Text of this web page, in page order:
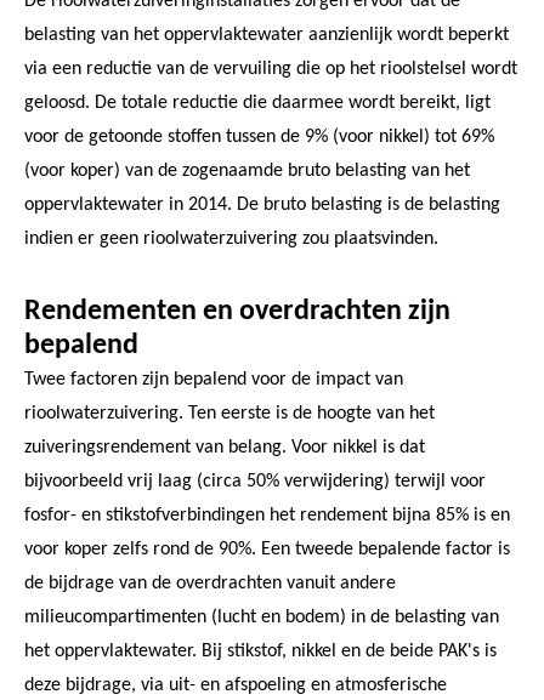
belasting van het oppervlaktewater aanzienlijk wordt beperkt
via een reductie van de vervuiling die op het rioolstelsel wordt
geloosd. De totale reductie die daarmee wordt bereikt, ligt
voor de getoonde stoffen tussen de 9% (voor nikkel) tot 69%
(voor koper) van de zogenaamde bruto belasting van het
oppervlaktewater in 2014. De bruto belasting is de belasting
indien er geen rioolwaterzuivering zou plaatsvinden.
Rendementen en overdrachten zijn
bepalend
Twee factoren zijn bepalend voor de impact van
rioolwaterzuivering. Ten eerste is de hoogte van het
zuiveringsrendement van belang. Voor nikkel is dat
bijvoorbeeld vrij laag (circa 50% verwijdering) terwijl voor
fosfor- en stikstofverbindingen het rendement bijna 85% is en
voor koper zelfs rond de 90%. Een tweede bepalende factor is
de bijdrage van de overdrachten vanuit andere
milieucompartimenten (lucht en bodem) in de belasting van
het oppervlaktewater. Bij stikstof, nikkel en de beide PAK's is
deze bijdrage, via uit- en afspoeling en atmosferische